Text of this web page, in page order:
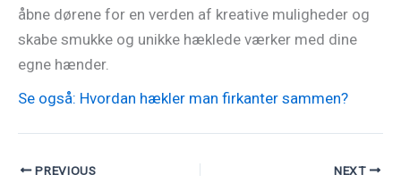
åbne dørene for en verden af kreative muligheder og
skabe smukke og unikke hæklede værker med dine
egne hænder.
Se også: Hvordan hækler man firkanter sammen?
PREVIOUS NEXT